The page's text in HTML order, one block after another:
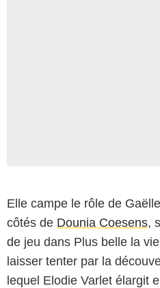
Elle campe le rôle de
côtés de Dounia Coesens,
de jeu dans Plus belle la
laisser tenter par la
lequel Elodie Varlet élargit